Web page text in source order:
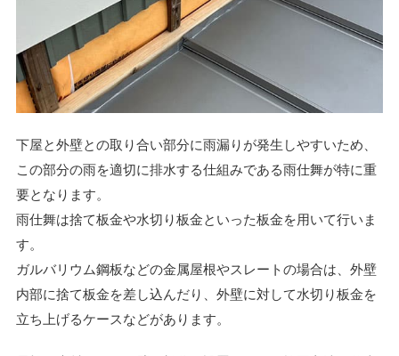
下屋と外壁との取り合い部分に雨漏りが発生しやすいため、
この部分の雨を適切に排水する仕組みである雨仕舞が特に重
要となります。
雨仕舞は捨て板金や水切り板金といった板金を用いて行いま
す。
ガルバリウム鋼板などの金属屋根やスレートの場合は、外壁
内部に捨て板金を差し込んだり、外壁に対して水切り板金を
立ち上げるケースなどがあります。